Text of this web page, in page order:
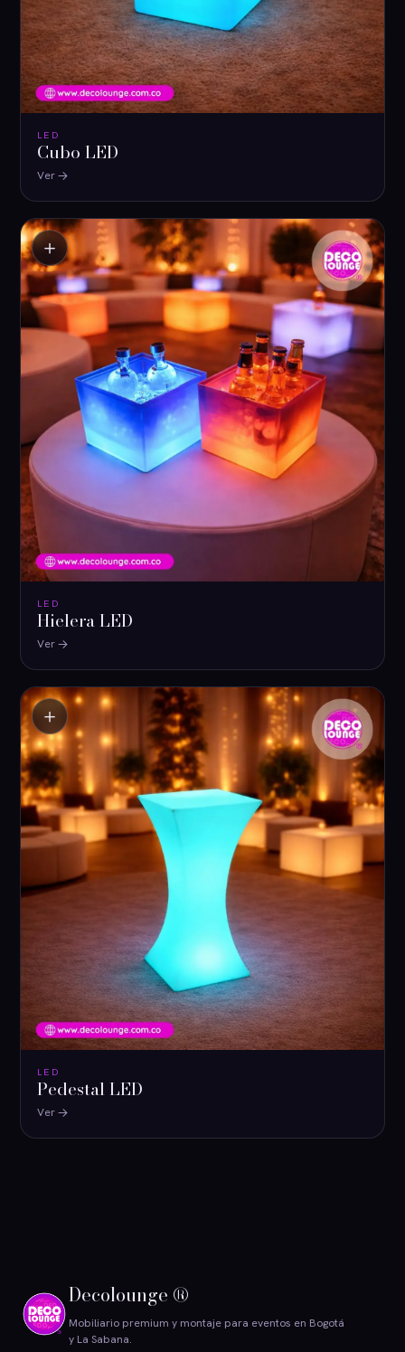
LED
Cubo LED
Ver
LED
Hielera LED
Ver
＋
LED
Pedestal LED
Ver
＋
Decolounge ®
Mobiliario premium y montaje para eventos en Bogotá
y La Sabana.